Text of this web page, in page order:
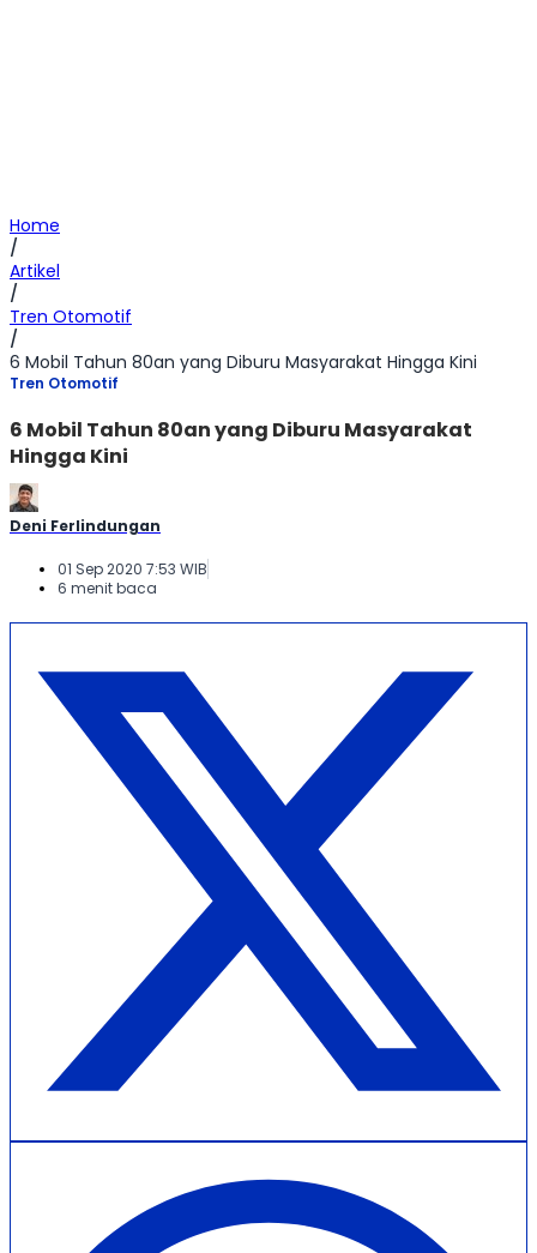
Home
/
Artikel
/
Tren Otomotif
/
6 Mobil Tahun 80an yang Diburu Masyarakat Hingga Kini
Tren Otomotif
6 Mobil Tahun 80an yang Diburu Masyarakat
Hingga Kini
Deni Ferlindungan
01 Sep 2020 7:53 WIB
6 menit baca